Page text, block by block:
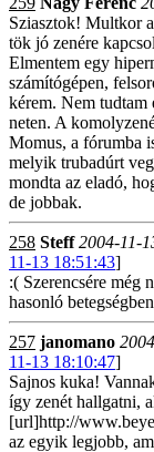
Sziasztok! Multkor
tök jó zenére
Elmentem egy
számítógépen,
kérem. Nem tudtam
neten. A
Momus, a fórumba
melyik trubadúrt
mondta az eladó,
de jobbak.
258 Steff 2004-11-
11-13 18:51:43]
:( Szerencsére még
hasonló
257 janomano
11-13 18:10:47]
Sajnos kuka!
így zenét hallgatni,
[url]http://
az egyik legjobb,